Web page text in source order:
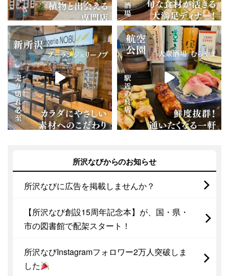
所沢なびからのお知らせ
所沢なびに広告を掲載しませんか？
【所沢なび創設15周年記念本】が、国・県・
市の図書館で配架スタート！
所沢なびInstagramフォロワー2万人突破しま
した